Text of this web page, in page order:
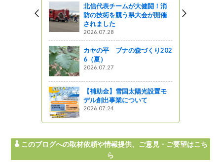
北信代表チームが大健闘！消
防の技術を競う県大会が開催
されました
2026.07.28
カヤの平 ブナの森づくり202
6（夏）
2026.07.27
【補助金】雪国太陽光設置モ
デル創出事業について
2026.07.24
このブログへの取材依頼や情報提供、ご意見・ご要望はこち
ら